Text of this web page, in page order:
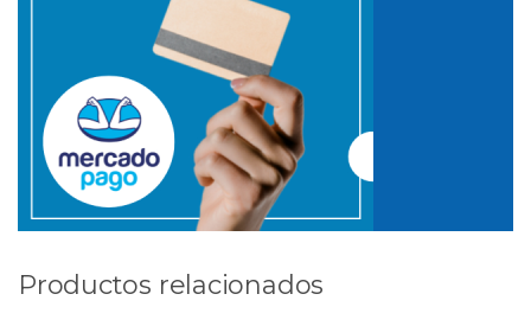
Productos relacionados